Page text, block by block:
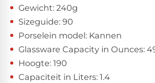
Gewicht: 240g
Sizeguide: 90
Porselein model: Kannen
Glassware Capacity in Ounces:
Hoogte: 190
Capaciteit in Liters: 1.4